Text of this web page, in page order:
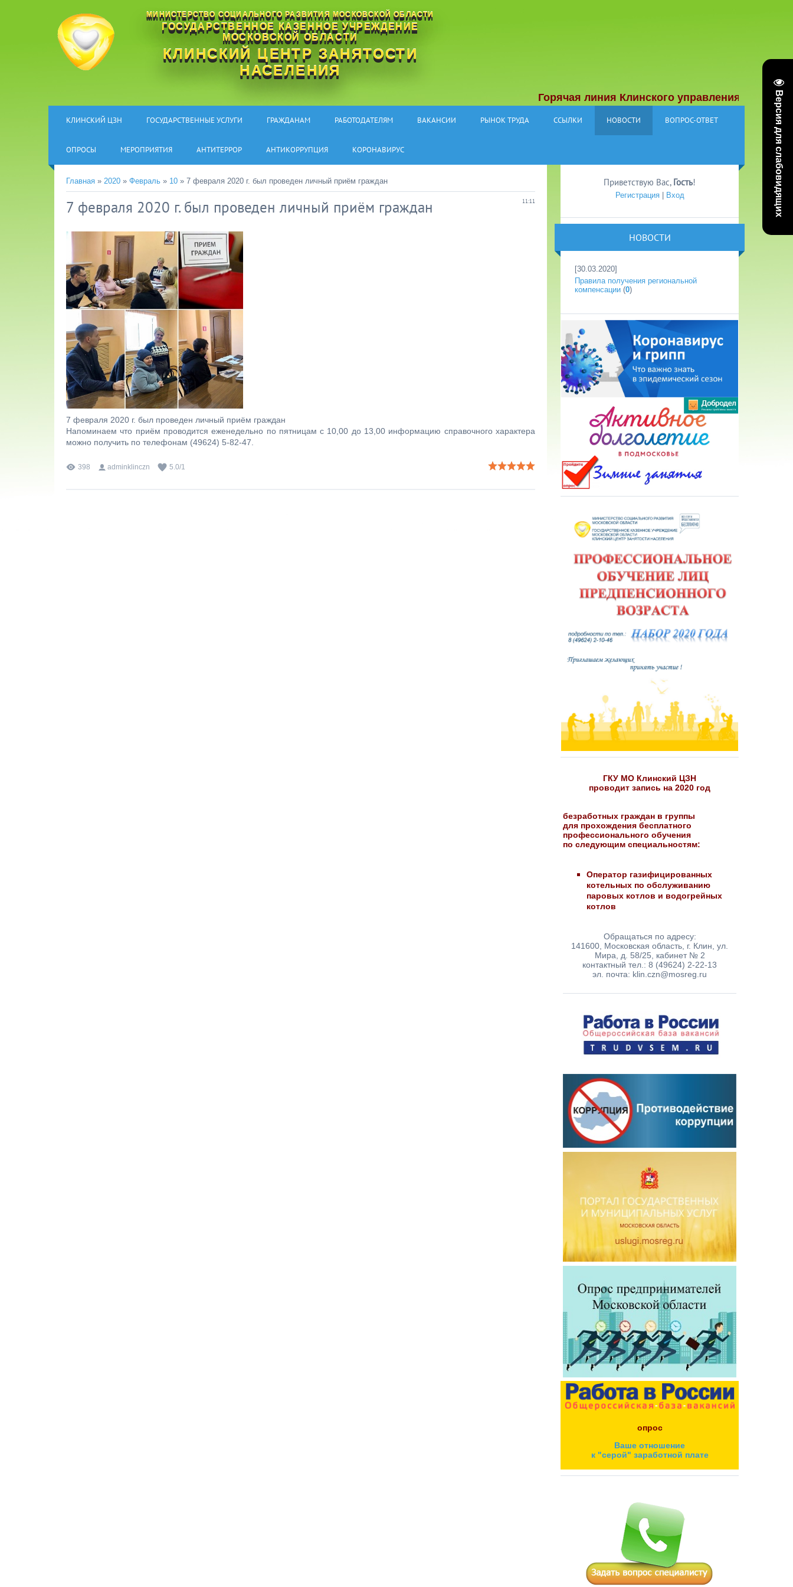
Версия для слабовидящих
МИНИСТЕРСТВО СОЦИАЛЬНОГО РАЗВИТИЯ МОСКОВСКОЙ ОБЛАСТИ
ГОСУДАРСТВЕННОЕ КАЗЕННОЕ УЧРЕЖДЕНИЕ
МОСКОВСКОЙ ОБЛАСТИ
КЛИНСКИЙ ЦЕНТР ЗАНЯТОСТИ
НАСЕЛЕНИЯ
Горячая линия Клинского управления социальной
КЛИНСКИЙ ЦЗН ГОСУДАРСТВЕННЫЕ УСЛУГИ ГРАЖДАНАМ РАБОТОДАТЕЛЯМ ВАКАНСИИ РЫНОК ТРУДА ССЫЛКИ НОВОСТИ ВОПРОС-ОТВЕТ
ОПРОСЫ МЕРОПРИЯТИЯ АНТИТЕРРОР АНТИКОРРУПЦИЯ КОРОНАВИРУС
Главная » 2020 » Февраль » 10 » 7 февраля 2020 г. был проведен личный приём граждан
11:11
7 февраля 2020 г. был проведен личный приём граждан
7 февраля 2020 г. был проведен личный приём граждан
Напоминаем что приём проводится еженедельно по пятницам с 10,00 до 13,00 информацию справочного характера
можно получить по телефонам (49624) 5-82-47.
398 adminklinczn 5.0/1
Приветствую Вас, Гость!
Регистрация| Вход
НОВОСТИ
[30.03.2020]
Правила получения региональной
компенсации (0)
ГКУ МО Клинский ЦЗН
проводит запись на 2020 год
безработных граждан в группы
для прохождения бесплатного
профессионального обучения
по следующим специальностям:
Оператор газифицированных
котельных по обслуживанию
паровых котлов и водогрейных
котлов
Обращаться по адресу:
141600, Московская область, г. Клин, ул.
Мира, д. 58/25, кабинет № 2
контактный тел.: 8 (49624) 2-22-13
эл. почта: klin.czn@mosreg.ru
опрос
Ваше отношение
к "серой" заработной плате